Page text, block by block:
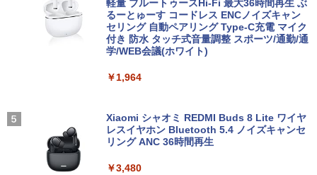
軽量 ブルートゥースHi-Fi 最大36時間再生 ぶ
るーとゅーす コードレス ENCノイズキャン
セリング 自動ペアリング Type-C充電 マイク
付き 防水 タッチ式音量調整 スポーツ/通勤/通
学/WEB会議(ホワイト)
￥1,964
Xiaomi シャオミ REDMI Buds 8 Lite ワイヤ
レスイヤホン Bluetooth 5.4 ノイズキャンセ
リング ANC 36時間再生
￥3,480